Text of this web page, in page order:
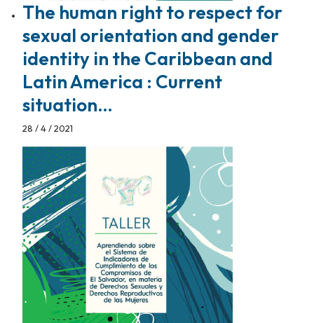
The human right to respect for
sexual orientation and gender
identity in the Caribbean and
Latin America : Current
situation…
28 / 4 / 2021